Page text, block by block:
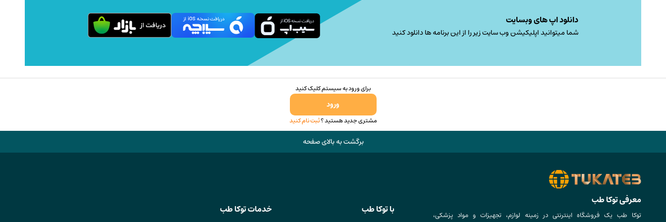
شوند
دانلود اپ های وبسایت
شما میتوانید اپلیکیشن وب سایت زیر را از این برنامه ها دانلود کنید
برای ورود به سیستم کلیک کنید
ورود
مشتری جدید هستید ؟ثبت نام کنید
برگشت به بالای صفحه
معرفی توکا طب
توکا طب یک فروشگاه اینترنتی در زمینه لوازم، تجهیزات و مواد پزشکی، با توکا طب خدمات توکا طب